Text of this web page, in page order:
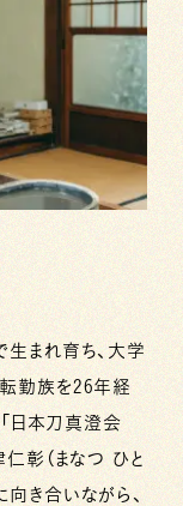
生まれ育ち、大学
勤族を26年経
日本刀真澄会
仁彰（まなつ ひと
き合いながら、